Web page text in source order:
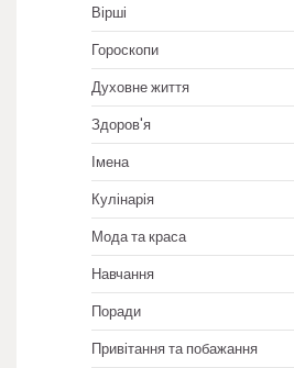
Вірші
Гороскопи
Духовне життя
Здоров'я
Імена
Кулінарія
Мода та краса
Навчання
Поради
Привітання та побажання